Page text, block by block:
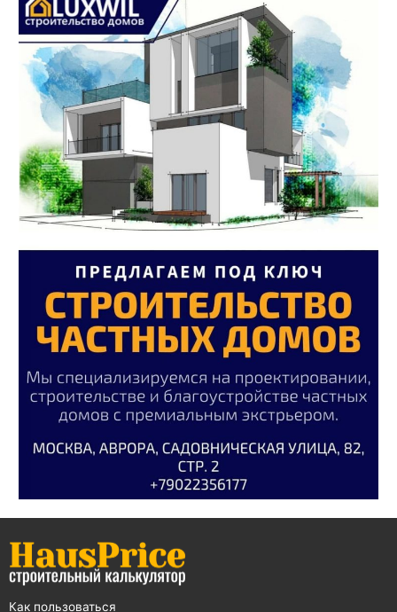
Как пользоваться